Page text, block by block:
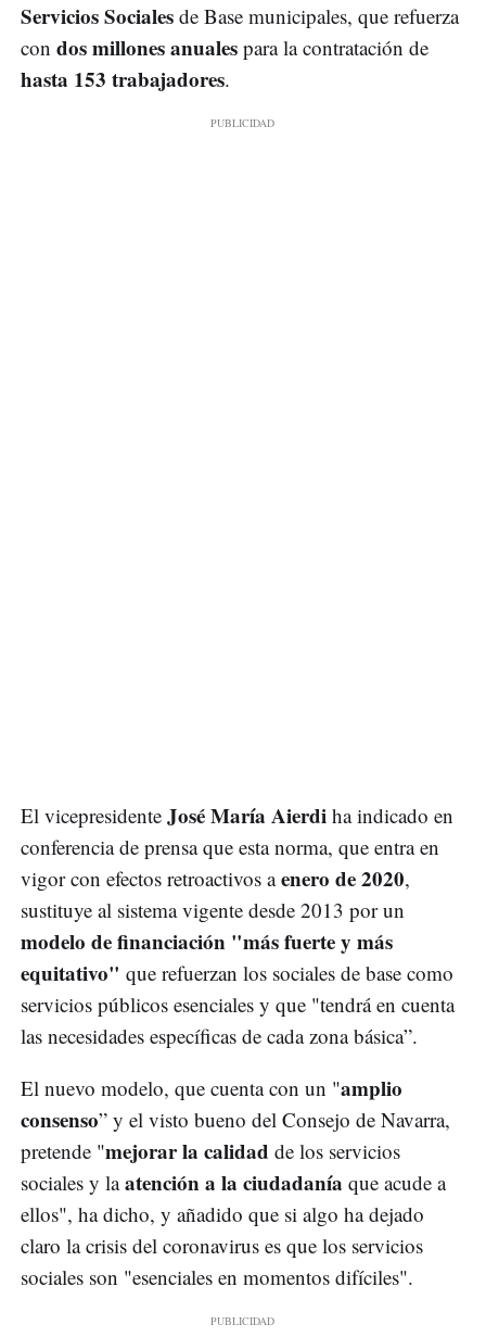
Servicios Sociales de Base municipales, que refuerza
con dos millones anuales para la contratación de
hasta 153 trabajadores.
El vicepresidente José María Aierdi ha indicado en
conferencia de prensa que esta norma, que entra en
vigor con efectos retroactivos aenero de 2020,
sustituye al sistema vigente desde 2013 por un
modelo de financiación "más fuerte y más
equitativo" que refuerzan los sociales de base como
servicios públicos esenciales y que "tendrá en cuenta
las necesidades específicas de cada zona básica”.
El nuevo modelo, que cuenta con un "amplio
consenso” y el visto bueno del Consejo de Navarra,
pretende "mejorar la calidad de los servicios
sociales y laatención a la ciudadanía que acude a
ellos", ha dicho, y añadido que si algo ha dejado
claro la crisis del coronavirus es que los servicios
sociales son "esenciales en momentos difíciles".